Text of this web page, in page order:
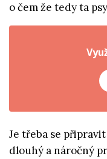
o čem že tedy ta
Je třeba se
dlouhý a náročný